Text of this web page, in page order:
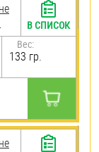
Вес:
133 гр.
В СПИСОК